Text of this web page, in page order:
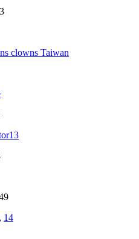
clowns Taiwan
, 14